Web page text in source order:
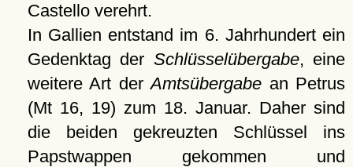
Castello verehrt.
In Gallien entstand im 6. Jahrhundert ein
Gedenktag der Schlüsselübergabe, eine
weitere Art derAmtsübergabe an Petrus
(Mt 16, 19) zum 18. Januar. Daher sind
die beiden gekreuzten Schlüssel ins
Papstwappen gekommen und